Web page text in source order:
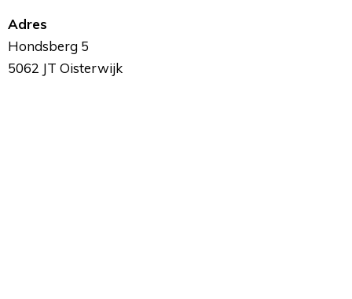
Adres
Hondsberg 5
5062 JT Oisterwijk